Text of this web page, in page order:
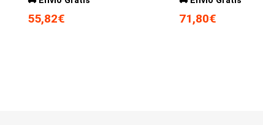
55,82€ 71,80€